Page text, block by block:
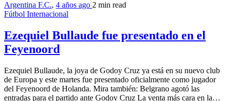
Argentina F.C., 4 años ago 2 min read
Fútbol Internacional
Ezequiel Bullaude fue presentado en el
Feyenoord
Ezequiel Bullaude, la joya de Godoy Cruz ya está en su nuevo club
de Europa y este martes fue presentado oficialmente como jugador
del Feyenoord de Holanda. Mira también: Belgrano agotó las
entradas para el partido ante Godoy Cruz La venta más cara en la…